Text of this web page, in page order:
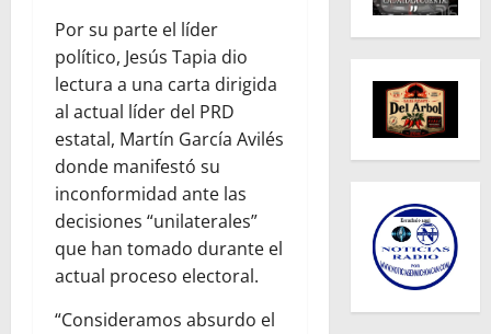
Por su parte el líder
político, Jesús Tapia dio
lectura a una carta dirigida
al actual líder del PRD
estatal, Martín García Avilés
donde manifestó su
inconformidad ante las
decisiones “unilaterales”
que han tomado durante el
actual proceso electoral.
“Consideramos absurdo el